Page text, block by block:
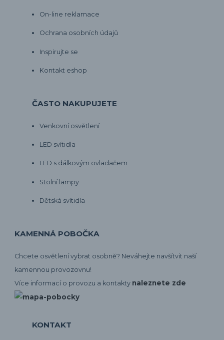
On-line reklamace
Ochrana osobních údajů
Inspirujte se
Kontakt eshop
ČASTO NAKUPUJETE
Venkovní osvětlení
LED svítidla
LED s dálkovým ovladačem
Stolní lampy
Dětská svítidla
KAMENNÁ POBOČKA
Chcete osvětlení vybrat osobně? Neváhejte navšítvit naší
kamennou provozovnu!
Více informací o provozu a kontakty naleznete zde
KONTAKT